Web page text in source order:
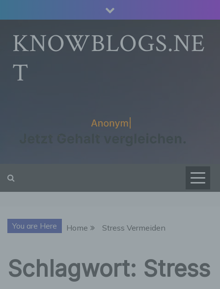
to
contentKNOWBLOGS.NE
T
You are Here Home Stress Vermeiden
Schlagwort: Stress